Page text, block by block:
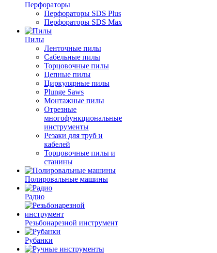
Перфораторы
Перфораторы SDS Plus
Перфораторы SDS Max
Пилы
Ленточные пилы
Сабельные пилы
Торцовочные пилы
Цепные пилы
Циркулярные пилы
Plunge Saws
Монтажные пилы
Отрезные
многофункциональные
инструменты
Резаки для труб и
кабелей
Торцовочные пилы и
станины
Полировальные машины
Радио
Резьбонарезной инструмент
Рубанки